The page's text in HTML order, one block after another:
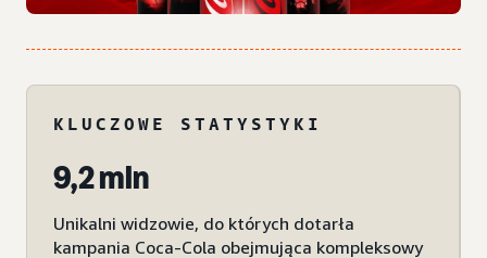
KLUCZOWE STATYSTYKI
9,2 mln
Unikalni widzowie, do których dotarła
kampania Coca-Cola obejmująca kompleksowy